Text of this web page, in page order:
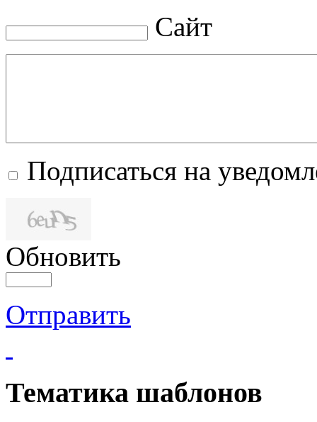
Сайт
Подписаться на
Обновить
Отправить
Тематика шаблонов